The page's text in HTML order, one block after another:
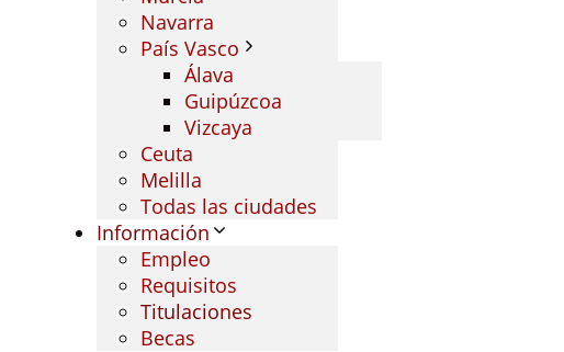
Navarra
País Vasco
Álava
Guipúzcoa
Vizcaya
Ceuta
Melilla
Todas las ciudades
Información
Empleo
Requisitos
Titulaciones
Becas